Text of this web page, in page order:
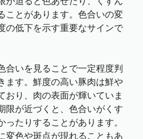
ことがあります。色合いの変
の低下を示す重要なサインで
合いを見ることで一定程度判
ます。鮮度の高い豚肉は鮮や
おり、肉の表面が輝いていま
限が近づくと、色合いがくす
ったりすることがあります。
変色や斑点が現れることもあ